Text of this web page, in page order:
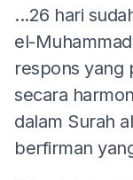
...26 hari
el-
respons yang
secara
dalam Surah
berfirman